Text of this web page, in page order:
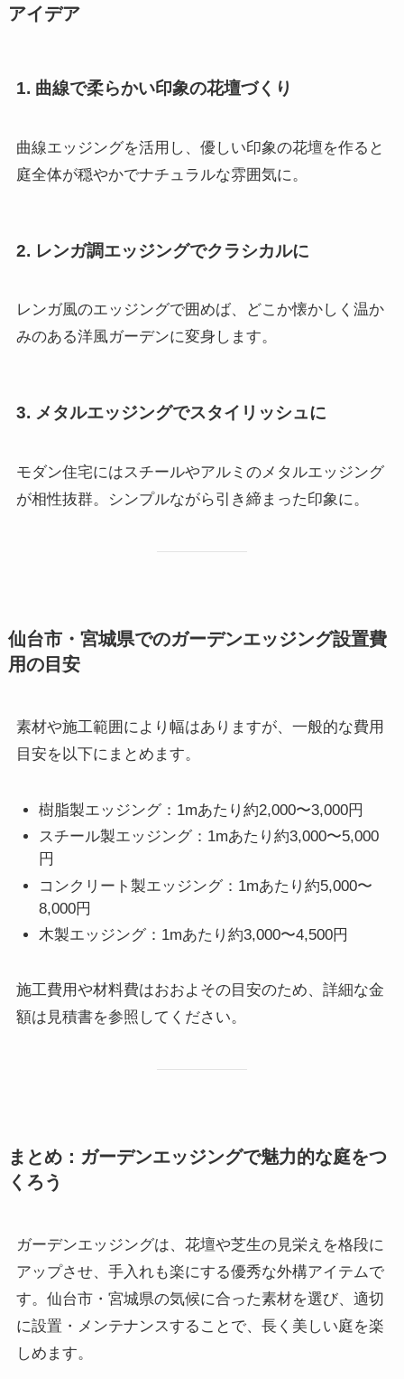
アイデア
1. 曲線で柔らかい印象の花壇づくり
曲線エッジングを活用し、優しい印象の花壇を作ると
庭全体が穏やかでナチュラルな雰囲気に。
2. レンガ調エッジングでクラシカルに
レンガ風のエッジングで囲めば、どこか懐かしく温か
みのある洋風ガーデンに変身します。
3. メタルエッジングでスタイリッシュに
モダン住宅にはスチールやアルミのメタルエッジング
が相性抜群。シンプルながら引き締まった印象に。
仙台市・宮城県でのガーデンエッジング設置費
用の目安
素材や施工範囲により幅はありますが、一般的な費用
目安を以下にまとめます。
樹脂製エッジング：1mあたり約2,000〜3,000円
スチール製エッジング：1mあたり約3,000〜5,000
円
コンクリート製エッジング：1mあたり約5,000〜
8,000円
木製エッジング：1mあたり約3,000〜4,500円
施工費用や材料費はおおよその目安のため、詳細な金
額は見積書を参照してください。
まとめ：ガーデンエッジングで魅力的な庭をつ
くろう
ガーデンエッジングは、花壇や芝生の見栄えを格段に
アップさせ、手入れも楽にする優秀な外構アイテムで
す。仙台市・宮城県の気候に合った素材を選び、適切
に設置・メンテナンスすることで、長く美しい庭を楽
しめます。